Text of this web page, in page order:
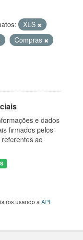
XLS
Compras
e dados
firmados pelos
ao
usando a API